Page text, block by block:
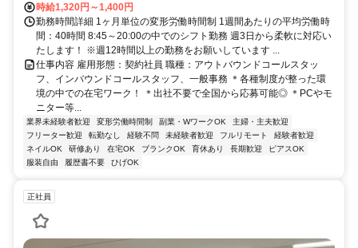
時給1,320円～1,400円
勤務時間詳細 1ヶ月単位の変形労働時間制 1週間あたりの平均労働時
間：40時間 8:45～20:00の中でのシフト勤務 週3日から柔軟に対応い
たします！ ※週12時間以上の勤務をお願いしています ...
仕事内容 雇用形態：契約社員 職種：アウトバウンドコールスタッ
フ、インバウンドコールスタッフ、一般事務 ＊各種制度が整った環
境の中での在宅ワーク！ ＊出社不要で全国から応募可能◎ ＊PCやモ
ニター等...
業界未経験者歓迎 変形労働時間制 副業・WワークOK
主婦・主夫歓迎
フリーター歓迎
転勤なし 経験不問 未経験者歓迎 フルリモート
経験者歓迎
ネイルOK
研修あり 在宅OK ブランクOK 育休あり 長期歓迎
ピアスOK
服装自由
履歴書不要 ひげOK
正社員